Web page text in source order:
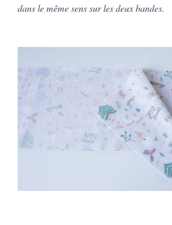
dans le même sens sur les deux bandes.